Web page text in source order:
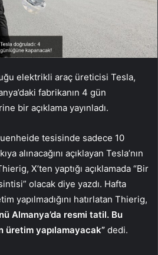
elektrikli araç üreticisi Tesla,
fabrikanın 4 gün
bir açıklama yayınladı.
tesisinde sadece 10
alınacağını açıklayan Tesla’nın
X’ten yaptığı açıklamada “Bir
olacak diye yazdı. Hafta
yapılmadığını hatırlatan Thierig,
Almanya’da resmi tatil. Bu
üretim yapılamayacak” dedi.